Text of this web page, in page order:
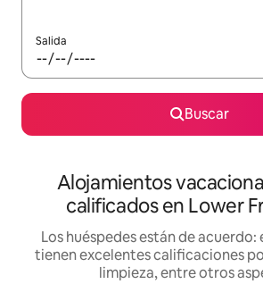
Salida
Buscar
Alojamientos
calificados en Lower
Los huéspedes están de acuerdo:
tienen excelentes calificaciones
limpieza, entre otros